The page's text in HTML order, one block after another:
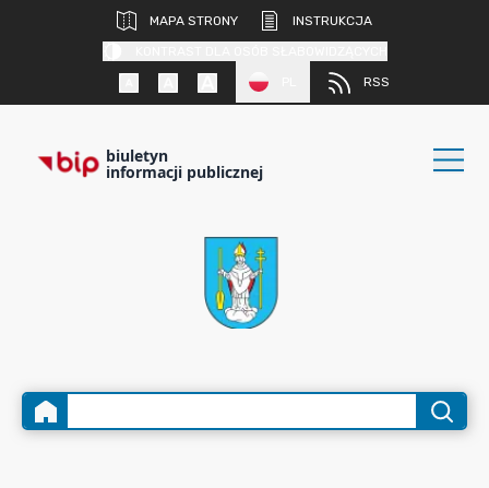
MAPA STRONY
INSTRUKCJA
RSS
biuletyn
informacji publicznej